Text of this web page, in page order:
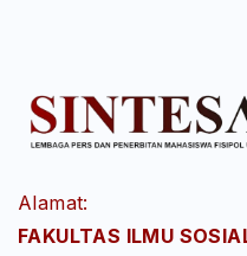
Alamat:
FAKULTAS ILMU